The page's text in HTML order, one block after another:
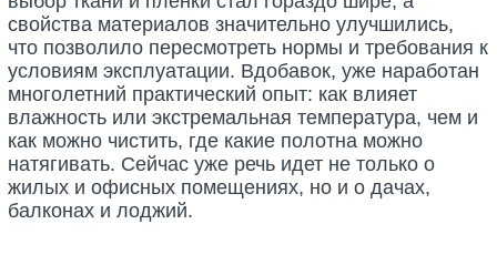
свойства материалов значительно улучшились,
что позволило пересмотреть нормы и требования к
условиям эксплуатации. Вдобавок, уже наработан
многолетний практический опыт: как влияет
влажность или экстремальная температура, чем и
как можно чистить, где какие полотна можно
натягивать. Сейчас уже речь идет не только о
жилых и офисных помещениях, но и о дачах,
балконах и лоджий.